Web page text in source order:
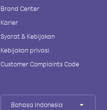
Brand Center
Karier
Syarat & Kebijakan
Kebijakan privasi
Customer Complaints Code
Bahasa Indonesia